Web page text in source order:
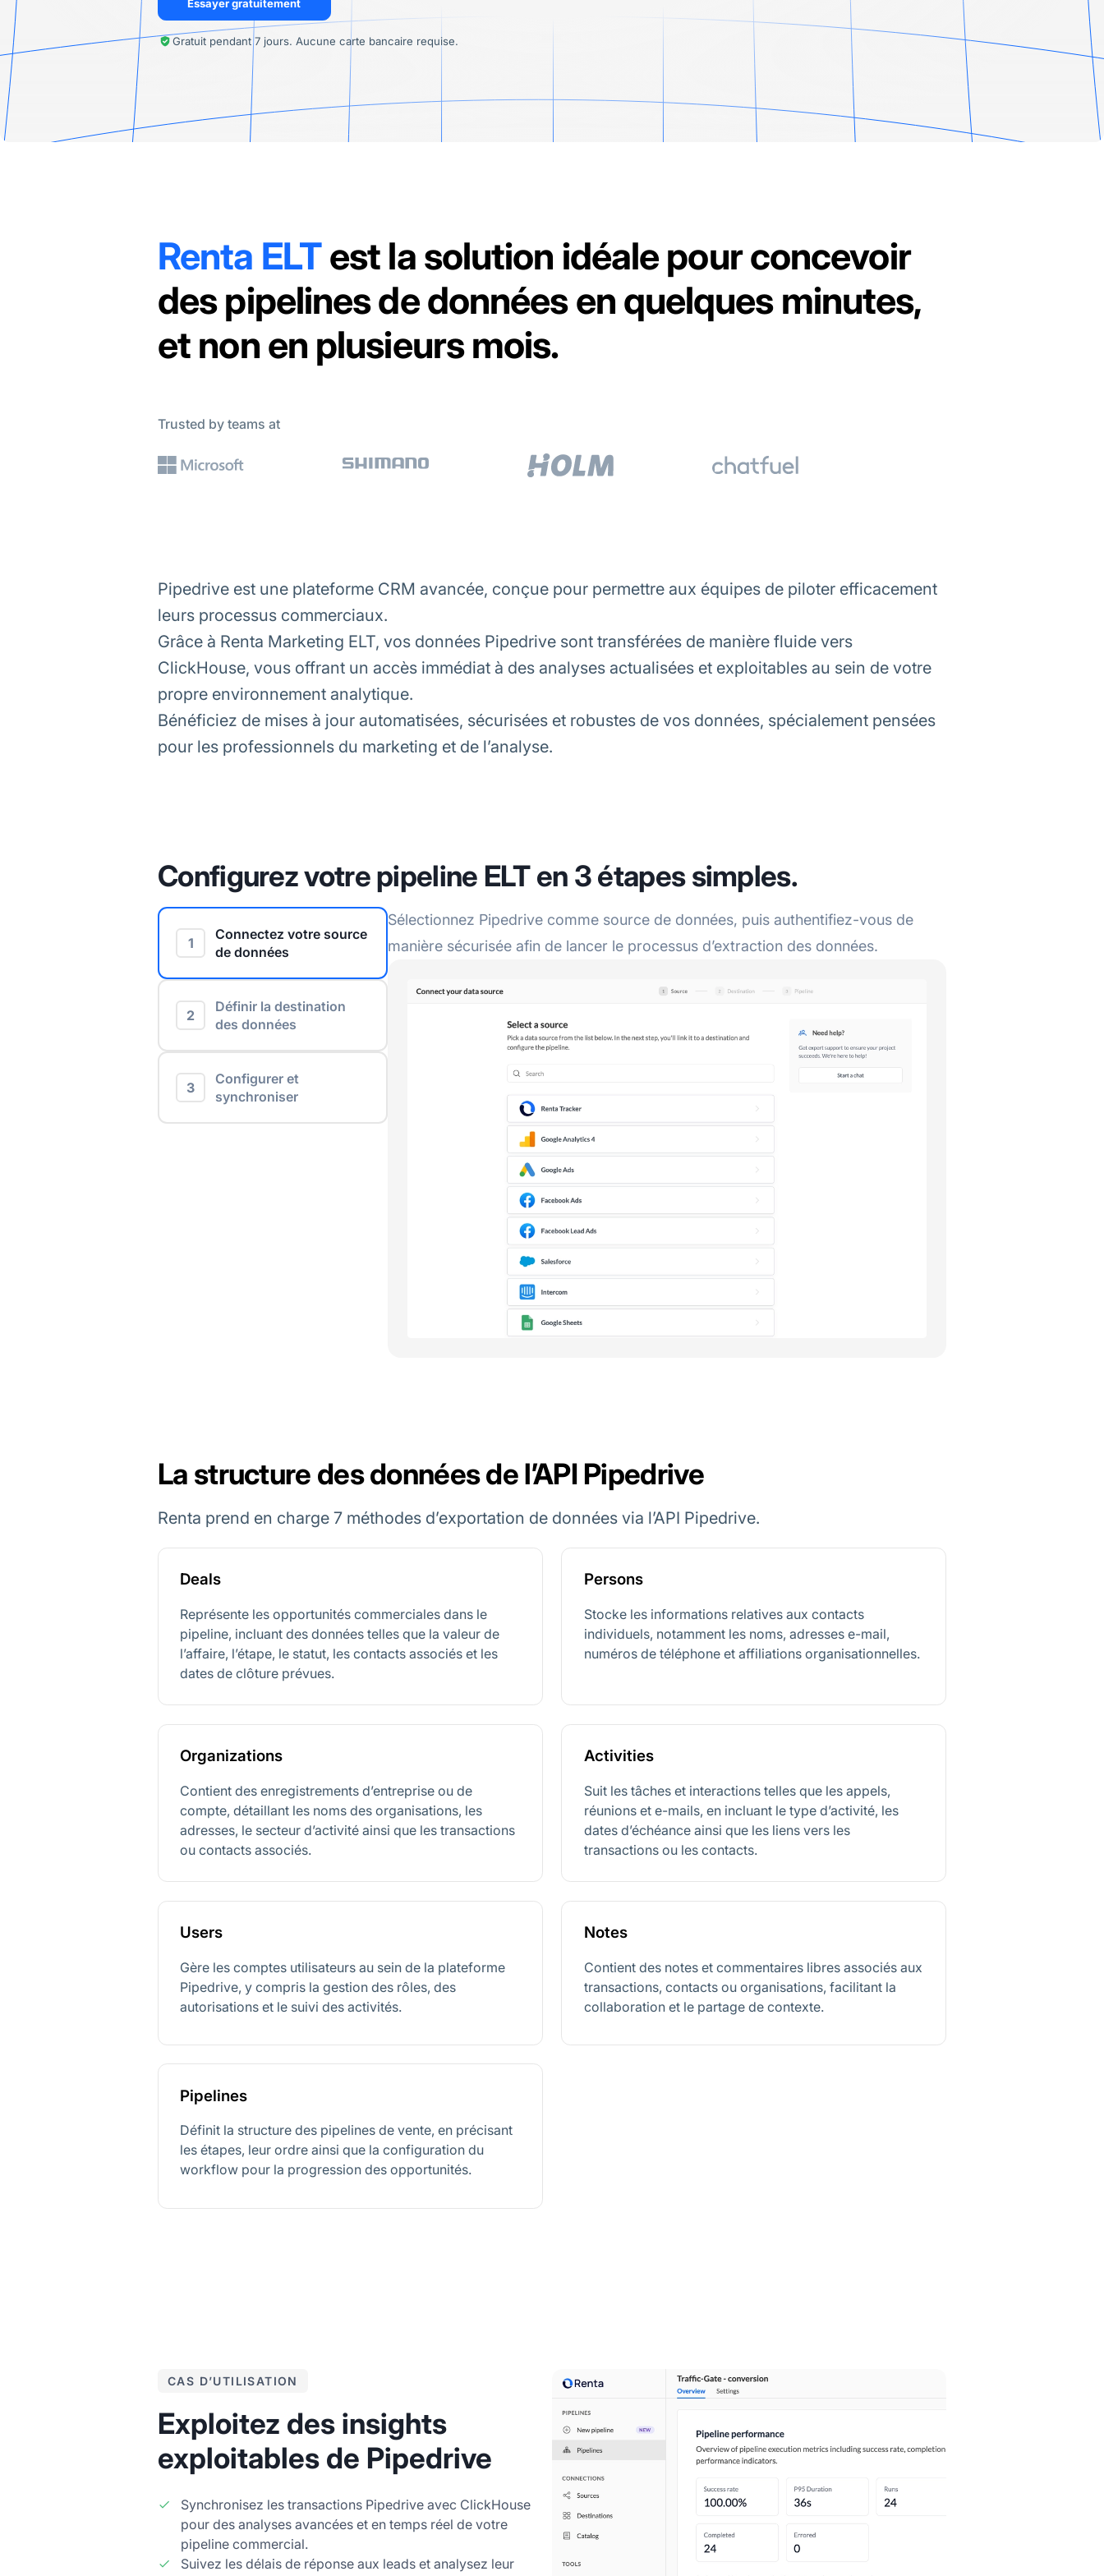
Essayer gratuitement
Gratuit pendant 7 jours. Aucune carte bancaire requise.
Renta ELTest la solution idéale pour concevoir
des pipelines de données en quelques minutes,
et non en plusieurs mois.
Trusted by teams at
Pipedrive est une plateforme CRM avancée, conçue pour permettre aux équipes de piloter efficacement
leurs processus commerciaux.
Grâce à Renta Marketing ELT, vos données Pipedrive sont transférées de manière fluide vers
ClickHouse, vous offrant un accès immédiat à des analyses actualisées et exploitables au sein de votre
propre environnement analytique.
Bénéficiez de mises à jour automatisées, sécurisées et robustes de vos données, spécialement pensées
pour les professionnels du marketing et de l’analyse.
Configurez votre pipeline ELT en 3 étapes simples.
1
Connectez votre source
de données
2
Définir la destination
des données
3
Configurer et
synchroniser
Sélectionnez Pipedrive comme source de données, puis authentifiez-vous de
manière sécurisée afin de lancer le processus d’extraction des données.
La structure des données de l’API Pipedrive
Renta prend en charge 7 méthodes d’exportation de données via l’API Pipedrive.
Deals
Représente les opportunités commerciales dans le
pipeline, incluant des données telles que la valeur de
l’affaire, l’étape, le statut, les contacts associés et les
dates de clôture prévues.
Persons
Stocke les informations relatives aux contacts
individuels, notamment les noms, adresses e-mail,
numéros de téléphone et affiliations organisationnelles.
Organizations
Contient des enregistrements d’entreprise ou de
compte, détaillant les noms des organisations, les
adresses, le secteur d’activité ainsi que les transactions
ou contacts associés.
Activities
Suit les tâches et interactions telles que les appels,
réunions et e-mails, en incluant le type d’activité, les
dates d’échéance ainsi que les liens vers les
transactions ou les contacts.
Users
Gère les comptes utilisateurs au sein de la plateforme
Pipedrive, y compris la gestion des rôles, des
autorisations et le suivi des activités.
Notes
Contient des notes et commentaires libres associés aux
transactions, contacts ou organisations, facilitant la
collaboration et le partage de contexte.
Pipelines
Définit la structure des pipelines de vente, en précisant
les étapes, leur ordre ainsi que la configuration du
workflow pour la progression des opportunités.
CAS D’UTILISATION
Exploitez des insights
exploitables de Pipedrive
Synchronisez les transactions Pipedrive avec ClickHouse
pour des analyses avancées et en temps réel de votre
pipeline commercial.
Suivez les délais de réponse aux leads et analysez leur